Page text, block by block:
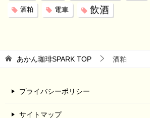
酒粕 電車 飲酒
あかん珈琲SPARK TOP 酒粕
プライバシーポリシー
サイトマップ